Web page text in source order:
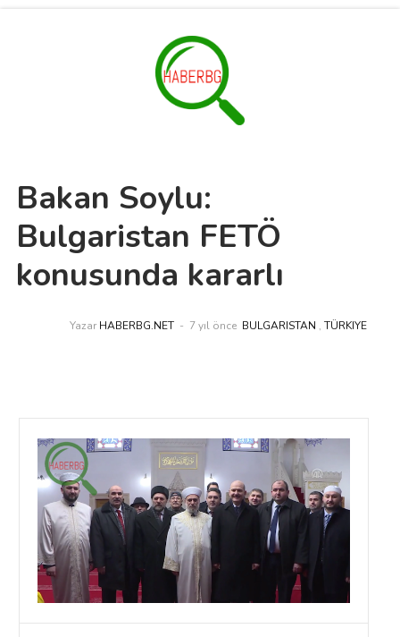
Bakan Soylu:
Bulgaristan FETÖ
konusunda kararlı
Yazar HABERBG.NET 7 yıl önce BULGARISTAN , TÜRKIYE